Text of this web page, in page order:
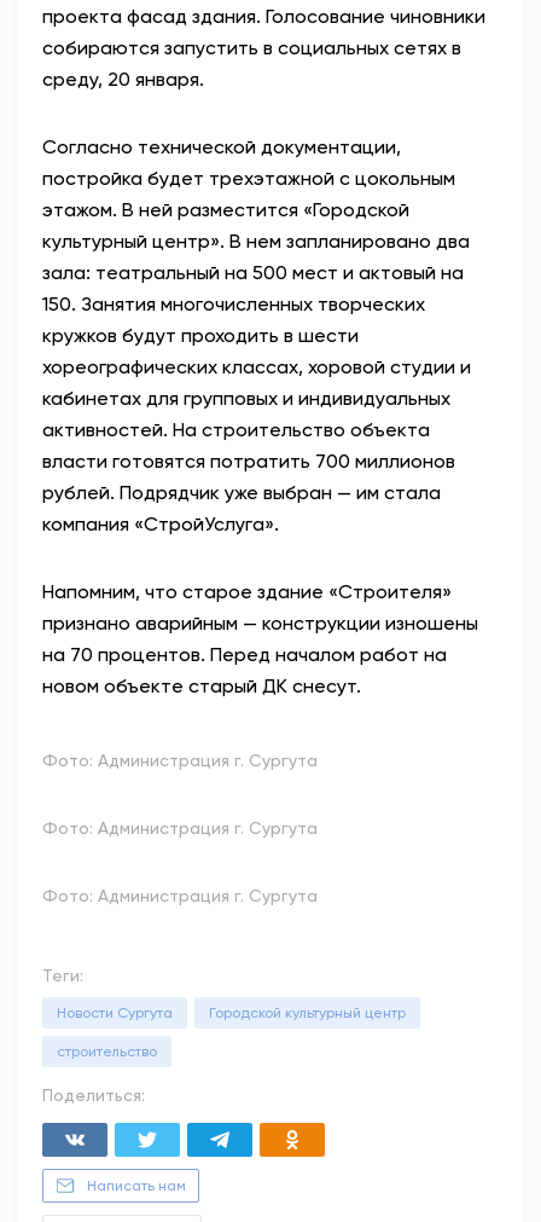
проекта фасад здания. Голосование чиновники
собираются запустить в социальных сетях в
среду, 20 января.
Согласно технической документации,
постройка будет трехэтажной с цокольным
этажом. В ней разместится «Городской
культурный центр». В нем запланировано два
зала: театральный на 500 мест и актовый на
150. Занятия многочисленных творческих
кружков будут проходить в шести
хореографических классах, хоровой студии и
кабинетах для групповых и индивидуальных
активностей. На строительство объекта
власти готовятся потратить 700 миллионов
рублей. Подрядчик уже выбран — им стала
компания «СтройУслуга».
Напомним, что старое здание «Строителя»
признано аварийным — конструкции изношены
на 70 процентов. Перед началом работ на
новом объекте старый ДК снесут.
Фото: Администрация г. Сургута
Фото: Администрация г. Сургута
Фото: Администрация г. Сургута
Теги:
Новости Сургута Городской культурный центр
строительство
Поделиться:
Написать нам